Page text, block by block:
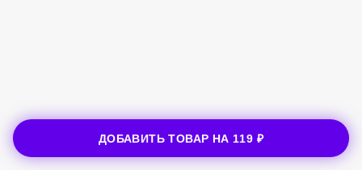
ДОБАВИТЬ ТОВАР НА 119 ₽